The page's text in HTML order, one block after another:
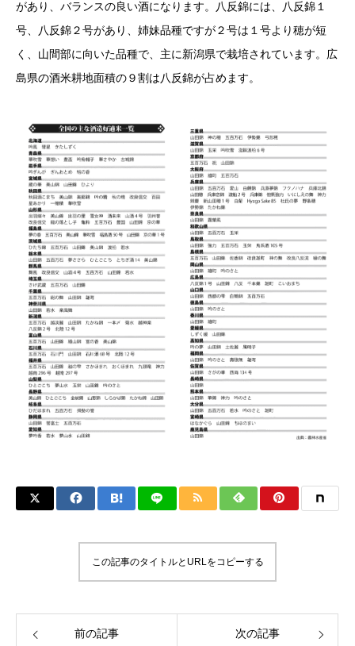
があり、バランスの良い酒になります。八反錦には、八反錦１
号、八反錦２号があり、姉妹品種ですが２号は１号より穂が短
く、山間部に向いた品種で、主に新潟県で栽培されています。広
島県の酒米耕地面積の９割は八反錦が占めます。
この記事のタイトルとURLをコピーする
前の記事 次の記事